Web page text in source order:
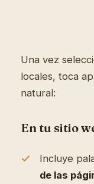
Una vez
locales, toca
natural:
En tu sitio
Incluye
de las